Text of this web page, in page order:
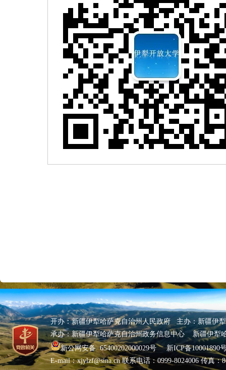
开办：新疆伊犁哈萨克自治州人民政府 主办：新疆伊
承办：新疆伊犁哈萨克自治州政务信息中心 新疆伊犁
新公网安备 65400202000029号
新ICP备10001890
E-mail：xjylzf@sina.cn 联系电话：0999-8024006 传真